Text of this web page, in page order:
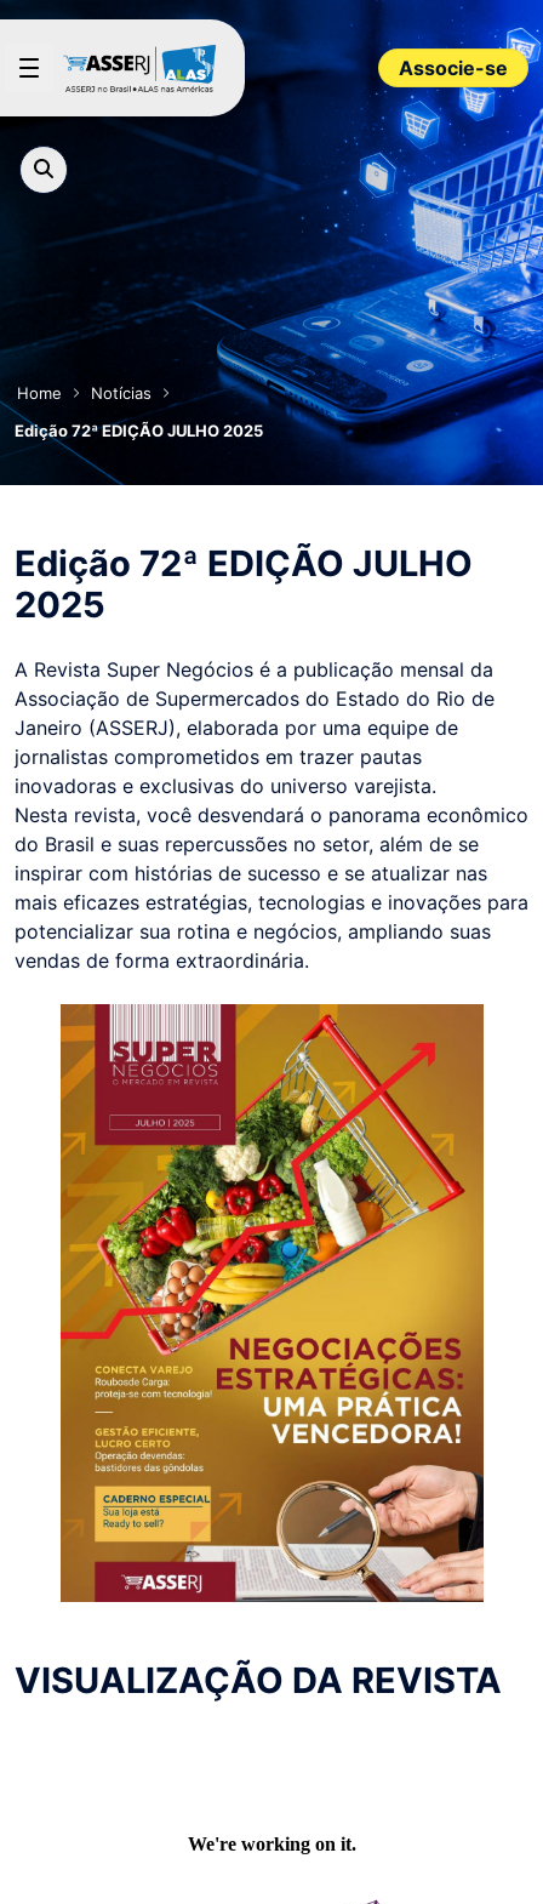
Pular para o Conteúdo principal
Associe-se
Home
Notícias
Edição 72ª EDIÇÃO JULHO 2025
Edição 72ª EDIÇÃO JULHO
2025
A Revista Super Negócios é a publicação mensal da
Associação de Supermercados do Estado do Rio de
Janeiro (ASSERJ), elaborada por uma equipe de
jornalistas comprometidos em trazer pautas
inovadoras e exclusivas do universo varejista.
Nesta revista, você desvendará o panorama econômico
do Brasil e suas repercussões no setor, além de se
inspirar com histórias de sucesso e se atualizar nas
mais eficazes estratégias, tecnologias e inovações para
potencializar sua rotina e negócios, ampliando suas
vendas de forma extraordinária.
VISUALIZAÇÃO DA REVISTA